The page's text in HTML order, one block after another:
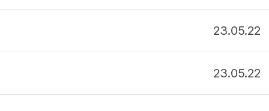
23.05.22
23.05.22